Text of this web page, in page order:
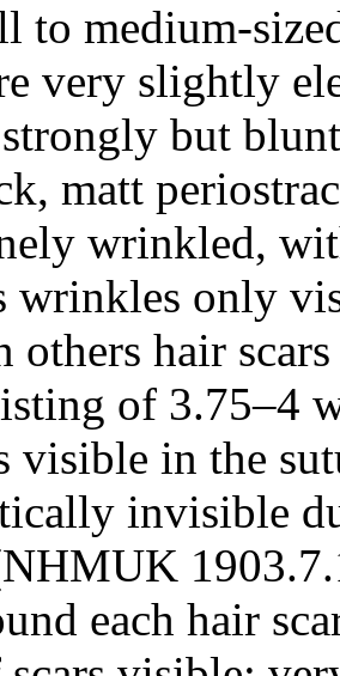
to medium-
very slightly
but
matt
wrinkled,
wrinkles only
others hair
of 3.75–4
visible in the
invisible
each hair